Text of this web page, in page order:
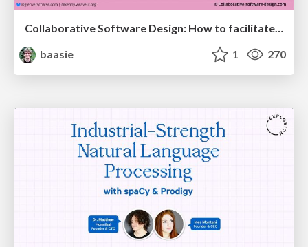
baasie
1 270